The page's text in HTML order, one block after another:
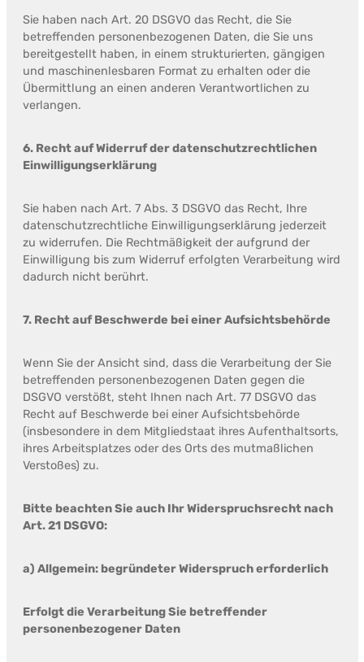
Sie haben nach Art. 20 DSGVO das Recht, die Sie
betreffenden personenbezogenen Daten, die Sie uns
bereitgestellt haben, in einem strukturierten, gängigen
und maschinenlesbaren Format zu erhalten oder die
Übermittlung an einen anderen Verantwortlichen zu
verlangen.
6. Recht auf Widerruf der datenschutzrechtlichen
Einwilligungserklärung
Sie haben nach Art. 7 Abs. 3 DSGVO das Recht, Ihre
datenschutzrechtliche Einwilligungserklärung jederzeit
zu widerrufen. Die Rechtmäßigkeit der aufgrund der
Einwilligung bis zum Widerruf erfolgten Verarbeitung wird
dadurch nicht berührt.
7. Recht auf Beschwerde bei einer Aufsichtsbehörde
Wenn Sie der Ansicht sind, dass die Verarbeitung der Sie
betreffenden personenbezogenen Daten gegen die
DSGVO verstößt, steht Ihnen nach Art. 77 DSGVO das
Recht auf Beschwerde bei einer Aufsichtsbehörde
(insbesondere in dem Mitgliedstaat ihres Aufenthaltsorts,
ihres Arbeitsplatzes oder des Orts des mutmaßlichen
Verstoßes) zu.
Bitte beachten Sie auch Ihr Widerspruchsrecht nach
Art. 21 DSGVO:
a) Allgemein: begründeter Widerspruch erforderlich
Erfolgt die Verarbeitung Sie betreffender
personenbezogener Daten